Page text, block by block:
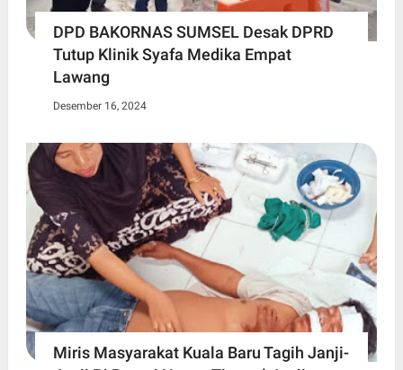
DPD BAKORNAS SUMSEL Desak DPRD
Tutup Klinik Syafa Medika Empat
Lawang
Desember 16, 2024
Miris Masyarakat Kuala Baru Tagih Janji-